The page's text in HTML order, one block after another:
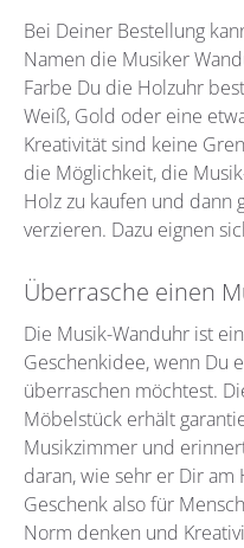
Bei Deiner Bestellung
Namen die Musiker
Farbe Du die Holzuhr
Weiß, Gold oder eine
Kreativität sind keine
die Möglichkeit, die
Holz zu kaufen und dann
verzieren. Dazu eignen
Überrasche einen
Die Musik-Wanduhr ist
Geschenkidee, wenn Du
überraschen möchtest.
Möbelstück erhält
Musikzimmer und
daran, wie sehr er Dir
Geschenk also für
Norm denken und